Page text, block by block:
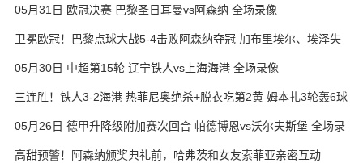
05月31日 欧冠决赛 巴黎圣日耳曼vs阿森纳 全场录像
卫冕欧冠！巴黎点球大战5-4击败阿森纳夺冠 加布里埃尔、埃泽失
05月30日 中超第15轮 辽宁铁人vs上海海港 全场录像
三连胜！铁人3-2海港 热菲尼奥绝杀+脱衣吃第2黄 姆本扎3轮轰6球
05月26日 德甲升降级附加赛次回合 帕德博恩vs沃尔夫斯堡 全场录
像
高甜预警！阿森纳颁奖典礼前，哈弗茨和女友索菲亚亲密互动